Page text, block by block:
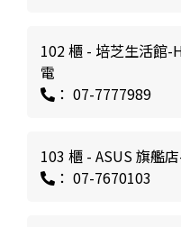
102 櫃 - 培芝生活館-
電
： 07-7777989
103 櫃 - ASUS 旗艦
： 07-7670103